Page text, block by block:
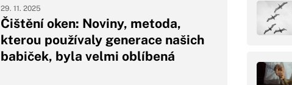
Čištění oken: Noviny, metoda,
kterou používaly generace našich
babiček, byla velmi oblíbená
29. 11. 2025